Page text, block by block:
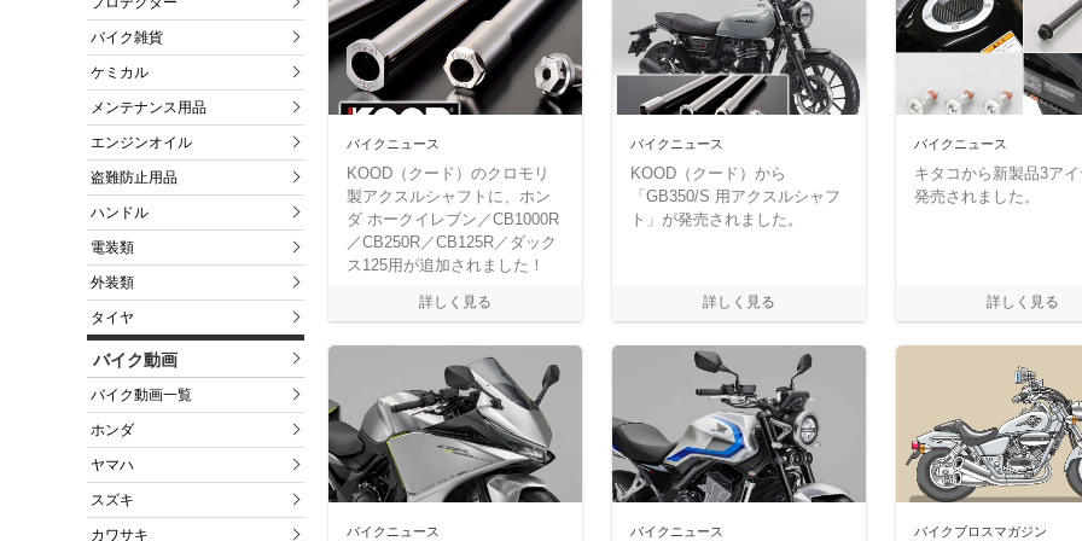
バイク雑貨
ケミカル
メンテナンス用品
エンジンオイル
盗難防止用品
ハンドル
電装類
外装類
タイヤ
バイク動画
バイク動画一覧
ホンダ
ヤマハ
スズキ
カワサキ
バイクニュース
KOOD（クード）のクロモリ
製アクスルシャフトに、ホン
ダ ホークイレブン／CB1000R
／CB250R／CB125R／ダック
ス125用が追加されました！
バイクニュース
KOOD（クード）から
「GB350/S 用アクスルシャフ
ト」が発売されました。
バイクニュース
キタコから新製品3ア
発売されました。
バイクニュース バイクニュース バイクブロスマガジン